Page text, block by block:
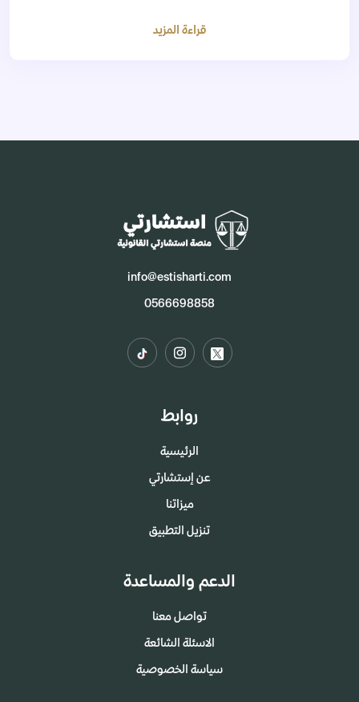
قراءة المزيد
info@estisharti.com
0566698858
روابط
الرئيسية
عن إستشارتي
ميزاتنا
تنزيل التطبيق
الدعم والمساعدة
تواصل معنا
الاسئلة الشائعة
سياسة الخصوصية